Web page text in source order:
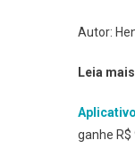
Autor:
Leia
ganhe R$